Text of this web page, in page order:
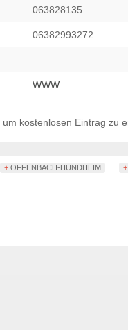
063828135
06382993272
WWW
um kostenlosen Eintrag zu
+ OFFENBACH-HUNDHEIM